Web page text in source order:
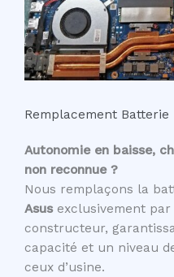
Remplacement Batterie
Autonomie en baisse,
non reconnue ?
Nous remplaçons la
Asusexclusivement par
constructeur,
capacité et un niveau
ceux d’usine.